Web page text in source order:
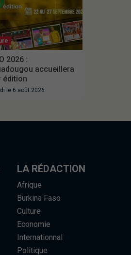
2026 :
accueillera
édition
le 6 août 2026
LA RÉDACTION
Afrique
Burkina Faso
Culture
Economie
Internationnal
Politique